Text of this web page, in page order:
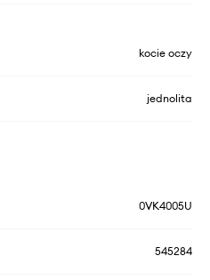
kocie oczy
jednolita
0VK4005U
545284